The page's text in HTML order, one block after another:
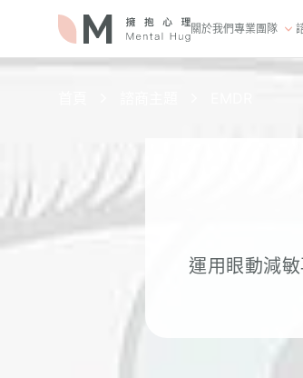
關於我們專業團隊
運用眼動減